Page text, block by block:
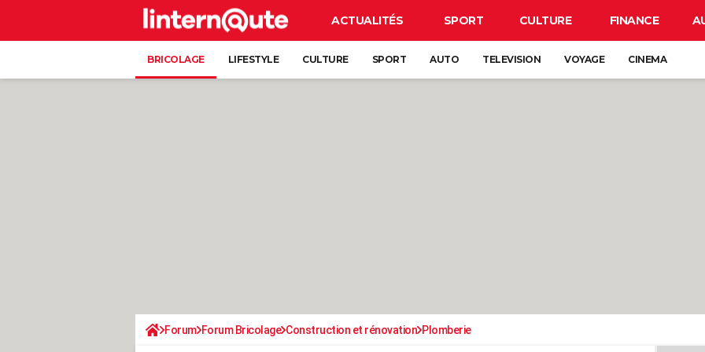
ACTUALITÉS SPORT CULTURE FINANCE
BRICOLAGE LIFESTYLE CULTURE SPORT AUTO TELEVISION VOYAGE CINEMA
Forum Forum Bricolage Construction et rénovation Plomberie